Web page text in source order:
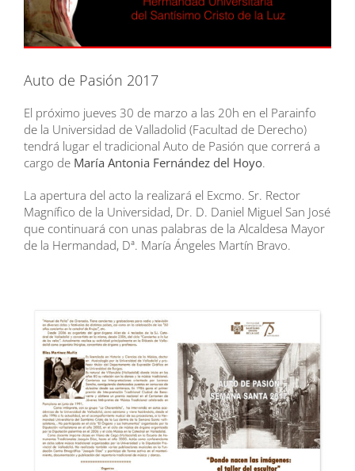
Auto de Pasión 2017
El próximo jueves 30 de marzo a las 20h en el Parainfo
de la Universidad de Valladolid (Facultad de Derecho)
tendrá lugar el tradicional Auto de Pasión que correrá a
cargo de María Antonia Fernández del Hoyo.
La apertura del acto la realizará el Excmo. Sr. Rector
Magnífico de la Universidad, Dr. D. Daniel Miguel San José
que continuará con unas palabras de la Alcaldesa Mayor
de la Hermandad, Dª. María Ángeles Martín Bravo.